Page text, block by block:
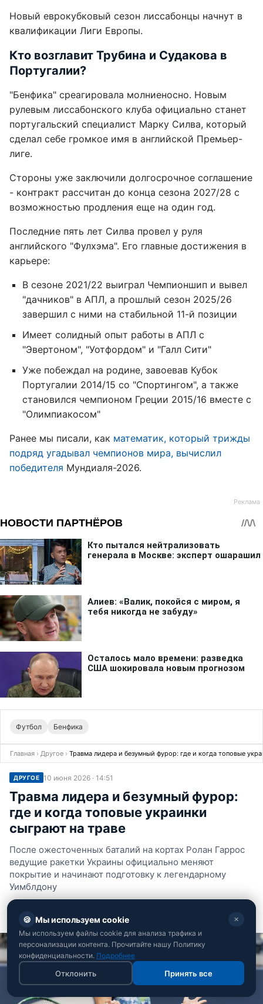
Новый еврокубковый сезон лиссабонцы начнут в
квалификации Лиги Европы.
Кто возглавит Трубина и Судакова в
Португалии?
"Бенфика" среагировала молниеносно. Новым
рулевым лиссабонского клуба официально станет
португальский специалист Марку Силва, который
сделал себе громкое имя в английской Премьер-
лиге.
Стороны уже заключили долгосрочное соглашение
- контракт рассчитан до конца сезона 2027/28 с
возможностью продления еще на один год.
Последние пять лет Силва провел у руля
английского "Фулхэма". Его главные достижения в
карьере:
В сезоне 2021/22 выиграл Чемпионшип и вывел
"дачников" в АПЛ, а прошлый сезон 2025/26
завершил с ними на стабильной 11-й позиции
Имеет солидный опыт работы в АПЛ с
"Эвертоном", "Уотфордом" и "Галл Сити"
Уже побеждал на родине, завоевав Кубок
Португалии 2014/15 со "Спортингом", а также
становился чемпионом Греции 2015/16 вместе с
"Олимпиакосом"
Ранее мы писали, как математик, который трижды
подряд угадывал чемпионов мира, вычислил
победителя Мундиаля-2026.
Футбол Бенфика
Главная › Другое › Травма лидера и безумный фурор: где и когда топовые
ДРУГОЕ 10 июня 2026 · 14:51
Травма лидера и безумный фурор:
где и когда топовые украинки
сыграют на траве
После ожесточенных баталий на кортах Ролан Гаррос
ведущие ракетки Украины официально меняют
покрытие и начинают подготовку к легендарному
Уимблдону
Спортивная журналистка
🍪 Мы используем cookie ✕
Мы используем файлы cookie для анализа трафика и
персонализации контента. Прочитайте нашу Политику
конфиденциальности. Подробнее
Отклонить Принять все